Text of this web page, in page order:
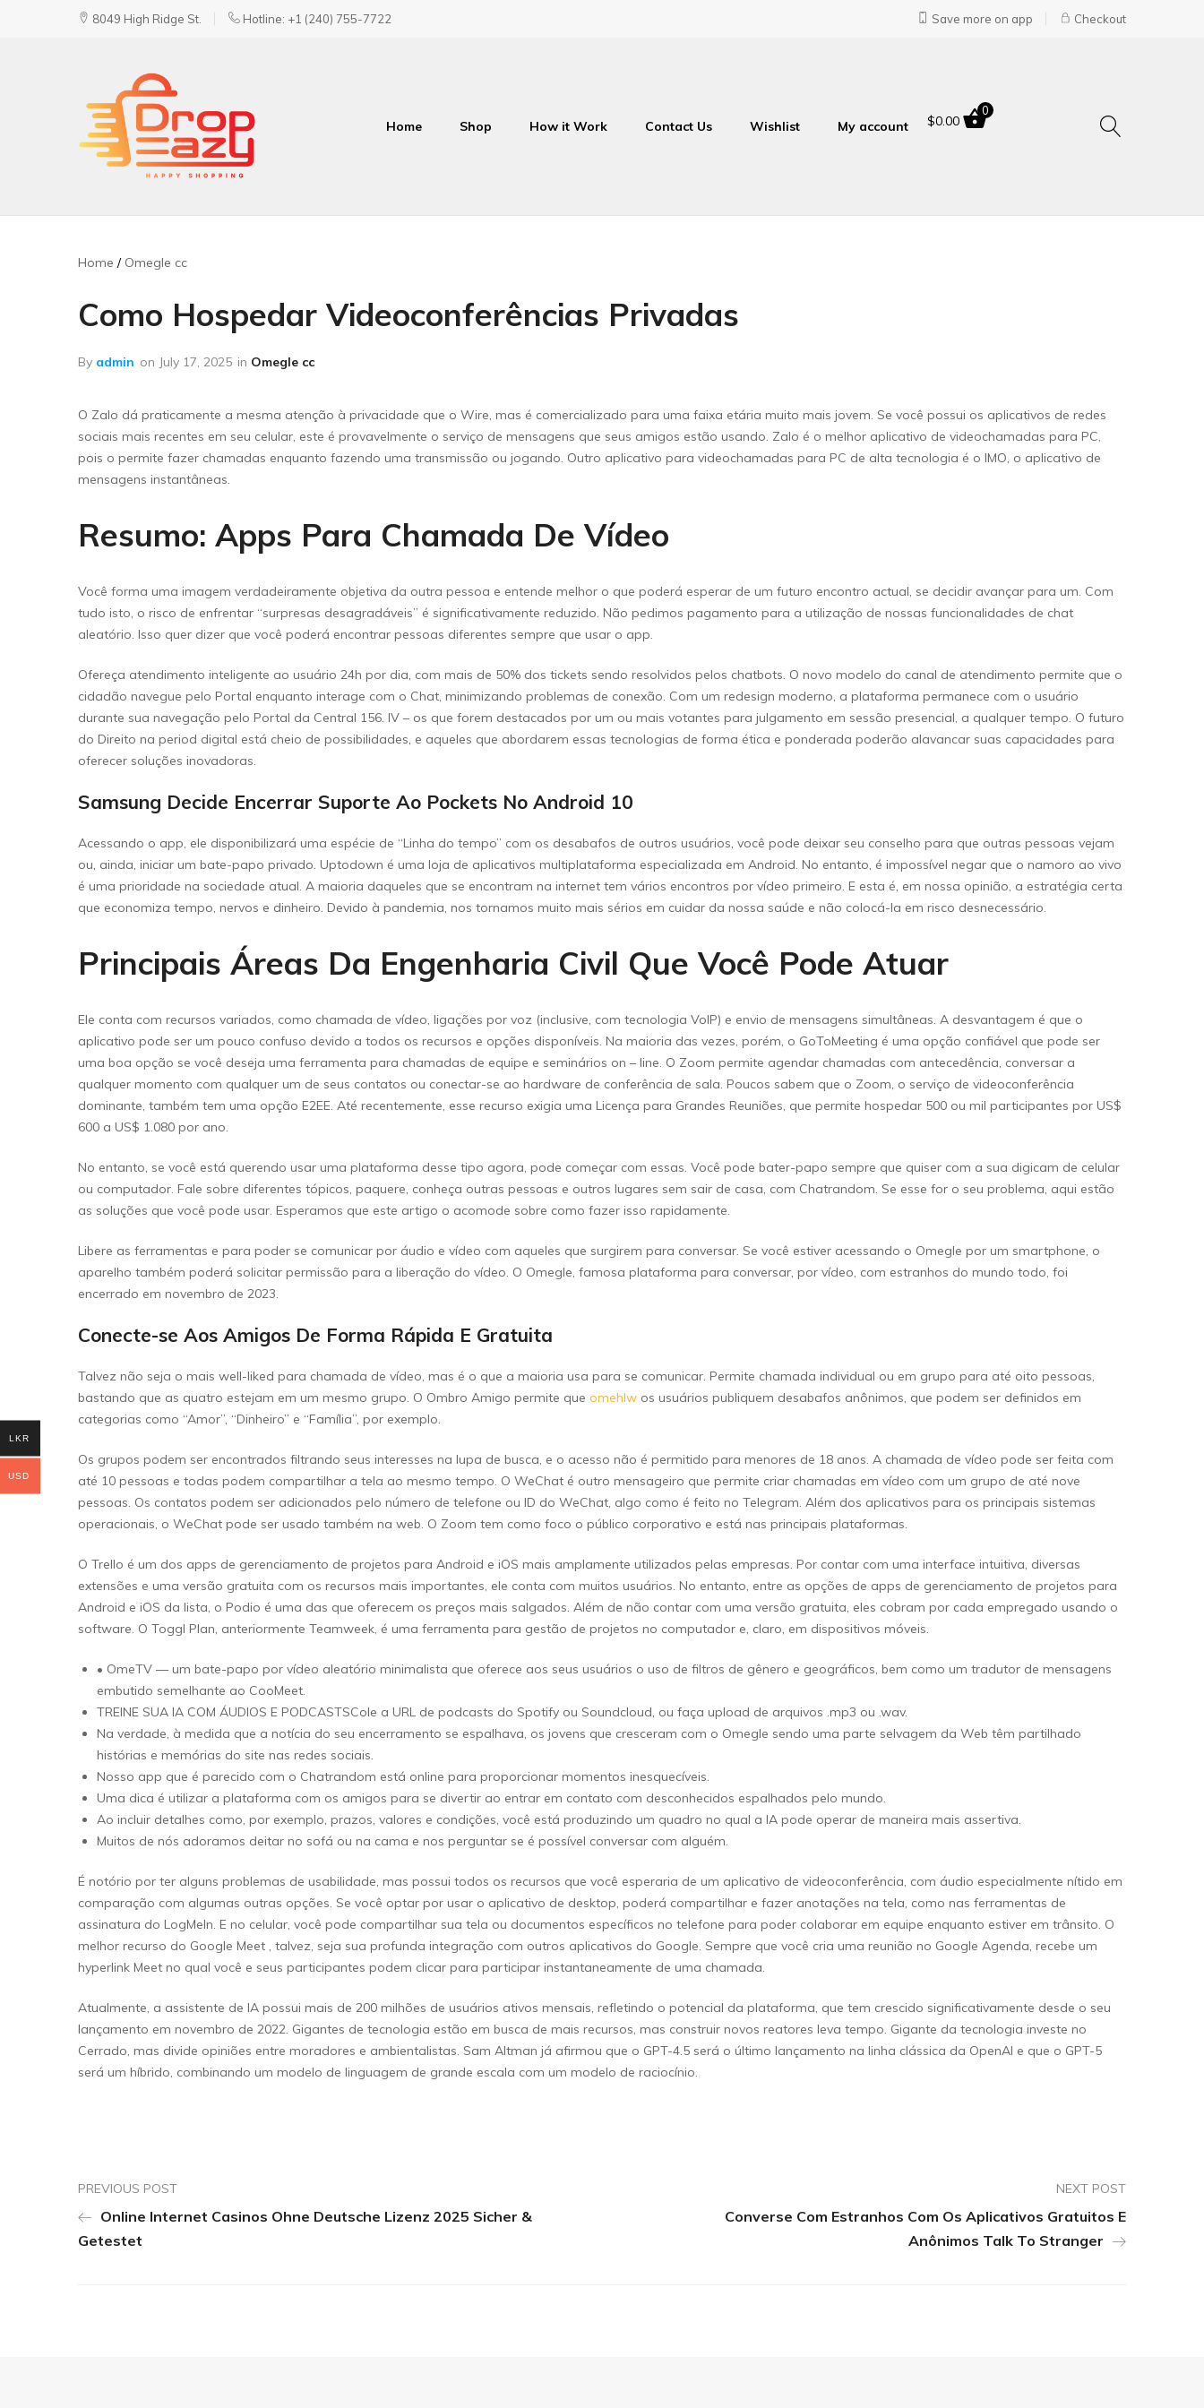
8049 High Ridge St. Hotline: +1 (240) 755-7722 Save more on app Checkout
Home Shop How it Work Contact Us Wishlist My account $0.00
0
Home Omegle cc
Como Hospedar Videoconferências Privadas
By admin on July 17, 2025 in Omegle cc
O Zalo dá praticamente a mesma atenção à privacidade que o Wire, mas é comercializado para uma faixa etária muito mais jovem. Se você possui os aplicativos de redes
sociais mais recentes em seu celular, este é provavelmente o serviço de mensagens que seus amigos estão usando. Zalo é o melhor aplicativo de videochamadas para PC,
pois o permite fazer chamadas enquanto fazendo uma transmissão ou jogando. Outro aplicativo para videochamadas para PC de alta tecnologia é o IMO, o aplicativo de
mensagens instantâneas.
Resumo: Apps Para Chamada De Vídeo
Você forma uma imagem verdadeiramente objetiva da outra pessoa e entende melhor o que poderá esperar de um futuro encontro actual, se decidir avançar para um. Com
tudo isto, o risco de enfrentar “surpresas desagradáveis” é significativamente reduzido. Não pedimos pagamento para a utilização de nossas funcionalidades de chat
aleatório. Isso quer dizer que você poderá encontrar pessoas diferentes sempre que usar o app.
Ofereça atendimento inteligente ao usuário 24h por dia, com mais de 50% dos tickets sendo resolvidos pelos chatbots. O novo modelo do canal de atendimento permite que o
cidadão navegue pelo Portal enquanto interage com o Chat, minimizando problemas de conexão. Com um redesign moderno, a plataforma permanece com o usuário
durante sua navegação pelo Portal da Central 156. IV – os que forem destacados por um ou mais votantes para julgamento em sessão presencial, a qualquer tempo. O futuro
do Direito na period digital está cheio de possibilidades, e aqueles que abordarem essas tecnologias de forma ética e ponderada poderão alavancar suas capacidades para
oferecer soluções inovadoras.
Samsung Decide Encerrar Suporte Ao Pockets No Android 10
Acessando o app, ele disponibilizará uma espécie de “Linha do tempo” com os desabafos de outros usuários, você pode deixar seu conselho para que outras pessoas vejam
ou, ainda, iniciar um bate-papo privado. Uptodown é uma loja de aplicativos multiplataforma especializada em Android. No entanto, é impossível negar que o namoro ao vivo
é uma prioridade na sociedade atual. A maioria daqueles que se encontram na internet tem vários encontros por vídeo primeiro. E esta é, em nossa opinião, a estratégia certa
que economiza tempo, nervos e dinheiro. Devido à pandemia, nos tornamos muito mais sérios em cuidar da nossa saúde e não colocá-la em risco desnecessário.
Principais Áreas Da Engenharia Civil Que Você Pode Atuar
Ele conta com recursos variados, como chamada de vídeo, ligações por voz (inclusive, com tecnologia VoIP) e envio de mensagens simultâneas. A desvantagem é que o
aplicativo pode ser um pouco confuso devido a todos os recursos e opções disponíveis. Na maioria das vezes, porém, o GoToMeeting é uma opção confiável que pode ser
uma boa opção se você deseja uma ferramenta para chamadas de equipe e seminários on – line. O Zoom permite agendar chamadas com antecedência, conversar a
qualquer momento com qualquer um de seus contatos ou conectar-se ao hardware de conferência de sala. Poucos sabem que o Zoom, o serviço de videoconferência
dominante, também tem uma opção E2EE. Até recentemente, esse recurso exigia uma Licença para Grandes Reuniões, que permite hospedar 500 ou mil participantes por US$
600 a US$ 1.080 por ano.
No entanto, se você está querendo usar uma plataforma desse tipo agora, pode começar com essas. Você pode bater-papo sempre que quiser com a sua digicam de celular
ou computador. Fale sobre diferentes tópicos, paquere, conheça outras pessoas e outros lugares sem sair de casa, com Chatrandom. Se esse for o seu problema, aqui estão
as soluções que você pode usar. Esperamos que este artigo o acomode sobre como fazer isso rapidamente.
Libere as ferramentas e para poder se comunicar por áudio e vídeo com aqueles que surgirem para conversar. Se você estiver acessando o Omegle por um smartphone, o
aparelho também poderá solicitar permissão para a liberação do vídeo. O Omegle, famosa plataforma para conversar, por vídeo, com estranhos do mundo todo, foi
encerrado em novembro de 2023.
Conecte-se Aos Amigos De Forma Rápida E Gratuita
Talvez não seja o mais well-liked para chamada de vídeo, mas é o que a maioria usa para se comunicar. Permite chamada individual ou em grupo para até oito pessoas,
bastando que as quatro estejam em um mesmo grupo. O Ombro Amigo permite que omehlw os usuários publiquem desabafos anônimos, que podem ser definidos em
categorias como “Amor”, “Dinheiro” e “Família”, por exemplo.
Os grupos podem ser encontrados filtrando seus interesses na lupa de busca, e o acesso não é permitido para menores de 18 anos. A chamada de vídeo pode ser feita com
até 10 pessoas e todas podem compartilhar a tela ao mesmo tempo. O WeChat é outro mensageiro que permite criar chamadas em vídeo com um grupo de até nove
pessoas. Os contatos podem ser adicionados pelo número de telefone ou ID do WeChat, algo como é feito no Telegram. Além dos aplicativos para os principais sistemas
operacionais, o WeChat pode ser usado também na web. O Zoom tem como foco o público corporativo e está nas principais plataformas.
O Trello é um dos apps de gerenciamento de projetos para Android e iOS mais amplamente utilizados pelas empresas. Por contar com uma interface intuitiva, diversas
extensões e uma versão gratuita com os recursos mais importantes, ele conta com muitos usuários. No entanto, entre as opções de apps de gerenciamento de projetos para
Android e iOS da lista, o Podio é uma das que oferecem os preços mais salgados. Além de não contar com uma versão gratuita, eles cobram por cada empregado usando o
software. O Toggl Plan, anteriormente Teamweek, é uma ferramenta para gestão de projetos no computador e, claro, em dispositivos móveis.
• OmeTV — um bate-papo por vídeo aleatório minimalista que oferece aos seus usuários o uso de filtros de gênero e geográficos, bem como um tradutor de mensagens
embutido semelhante ao CooMeet.
TREINE SUA IA COM ÁUDIOS E PODCASTSCole a URL de podcasts do Spotify ou Soundcloud, ou faça upload de arquivos .mp3 ou .wav.
Na verdade, à medida que a notícia do seu encerramento se espalhava, os jovens que cresceram com o Omegle sendo uma parte selvagem da Web têm partilhado
histórias e memórias do site nas redes sociais.
Nosso app que é parecido com o Chatrandom está online para proporcionar momentos inesquecíveis.
Uma dica é utilizar a plataforma com os amigos para se divertir ao entrar em contato com desconhecidos espalhados pelo mundo.
Ao incluir detalhes como, por exemplo, prazos, valores e condições, você está produzindo um quadro no qual a IA pode operar de maneira mais assertiva.
Muitos de nós adoramos deitar no sofá ou na cama e nos perguntar se é possível conversar com alguém.
É notório por ter alguns problemas de usabilidade, mas possui todos os recursos que você esperaria de um aplicativo de videoconferência, com áudio especialmente nítido em
comparação com algumas outras opções. Se você optar por usar o aplicativo de desktop, poderá compartilhar e fazer anotações na tela, como nas ferramentas de
assinatura do LogMeIn. E no celular, você pode compartilhar sua tela ou documentos específicos no telefone para poder colaborar em equipe enquanto estiver em trânsito. O
melhor recurso do Google Meet , talvez, seja sua profunda integração com outros aplicativos do Google. Sempre que você cria uma reunião no Google Agenda, recebe um
hyperlink Meet no qual você e seus participantes podem clicar para participar instantaneamente de uma chamada.
Atualmente, a assistente de IA possui mais de 200 milhões de usuários ativos mensais, refletindo o potencial da plataforma, que tem crescido significativamente desde o seu
lançamento em novembro de 2022. Gigantes de tecnologia estão em busca de mais recursos, mas construir novos reatores leva tempo. Gigante da tecnologia investe no
Cerrado, mas divide opiniões entre moradores e ambientalistas. Sam Altman já afirmou que o GPT-4.5 será o último lançamento na linha clássica da OpenAI e que o GPT-5
será um híbrido, combinando um modelo de linguagem de grande escala com um modelo de raciocínio.
PREVIOUS POST
Online Internet Casinos Ohne Deutsche Lizenz 2025 Sicher &
Getestet
NEXT POST
Converse Com Estranhos Com Os Aplicativos Gratuitos E
Anônimos Talk To Stranger
LKR
USD